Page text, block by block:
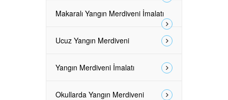
Makaralı Yangın Merdiveni İmalatı
Ucuz Yangın Merdiveni
Yangın Merdiveni İmalatı
Okullarda Yangın Merdiveni